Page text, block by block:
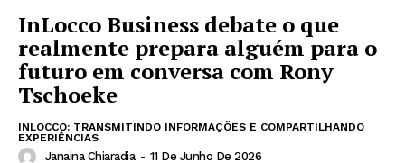
InLocco Business debate o que
realmente prepara alguém para o
futuro em conversa com Rony
Tschoeke
INLOCCO: TRANSMITINDO INFORMAÇÕES E COMPARTILHANDO
EXPERIÊNCIAS
Janaina Chiaradia - 11 De Junho De 2026